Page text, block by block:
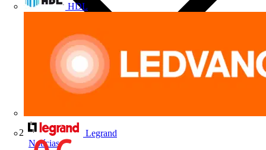
HDL
Legrand
Notícias